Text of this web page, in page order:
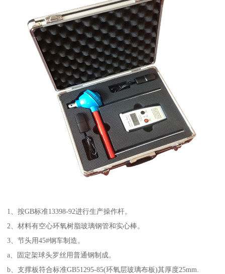
1、按GB标准13398-92进行生产操作杆。
2、材料有空心环氧树脂玻璃钢管和实心棒。
3、节头用45#钢车制造。
a、固定架球头罗丝用普通钢制成。
b、支撑板符合标准GB51295-85(环氧层玻璃布板)其厚度25mm.